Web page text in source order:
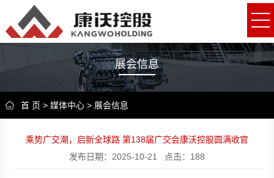
展会信息
首 页 > 媒体中心> 展会信息
乘势广交潮，启新全球路 第138届广交会康沃控股圆满收官
发布日期： 2025-10-21 点击： 188